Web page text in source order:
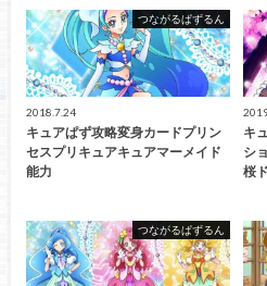
つながるぱずるん
2018.7.24
キュアぱず攻略変身カードプリン
セスプリキュアキュアマーメイド
能力
キ
シ
桜
つながるぱずるん